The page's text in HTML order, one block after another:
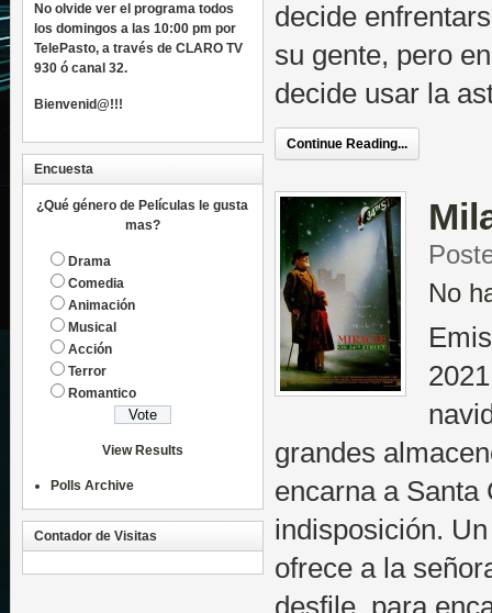
decide
su gente, pero
decide usar la
Continue Reading...
No
grandes
encarna a Santa
indisposición.
ofrece a la
desfile, para
No olvide ver el programa todos
los domingos a las 10:00 pm por
TelePasto, a través de CLARO TV
930 ó canal 32.
Bienvenid@!!!
Encuesta
¿Qué género de Películas le gusta
mas?
Drama
Comedia
Animación
Musical
Acción
Terror
Romantico
View Results
Polls Archive
Contador de Visitas